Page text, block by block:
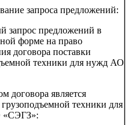
запроса предложений:
запрос предложений в
форме на право
договора поставки
техники для нужд АО
договора является
грузоподъемной техники для